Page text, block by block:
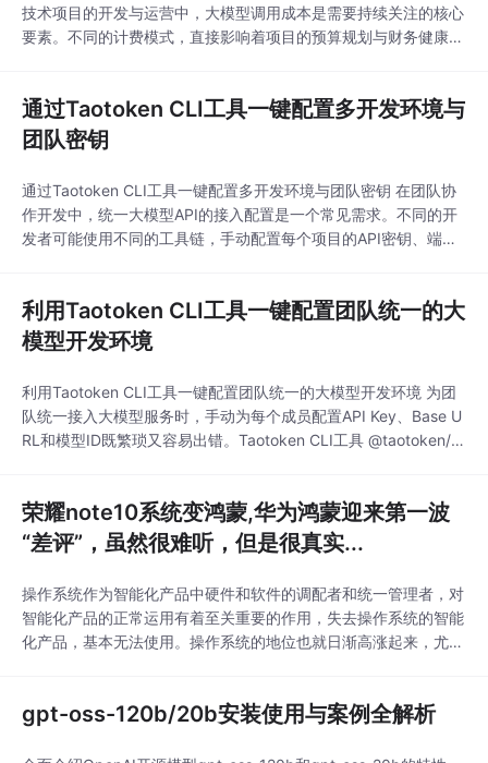
技术项目的开发与运营中，大模型调用成本是需要持续关注的核心
要素。不同的计费模式，直接影响着项目的预算规划与财务健康。
购套餐如何帮助团队预测并控制成本，同时保持模型调用的灵活
性。 1. 项目背景与初始的
通过Taotoken CLI工具一键配置多开发环境与
团队密钥
通过Taotoken CLI工具一键配置多开发环境与团队密钥 在团队协
作开发中，统一大模型API的接入配置是一个常见需求。不同的开
发者可能使用不同的工具链，手动配置每个项目的API密钥、端点
快速、一致地初始化开发环境。 1. 安装与启动CLI工具 @tao
利用Taotoken CLI工具一键配置团队统一的大
模型开发环境
利用Taotoken CLI工具一键配置团队统一的大模型开发环境 为团
队统一接入大模型服务时，手动为每个成员配置API Key、Base U
RL和模型ID既繁琐又容易出错。Taotoken CLI工具 @taotoken/ta
境的一致性。 1. 安装与启动Taotoken
荣耀note10系统变鸿蒙,华为鸿蒙迎来第一波
“差评”，虽然很难听，但是很真实...
操作系统作为智能化产品中硬件和软件的调配者和统一管理者，对
智能化产品的正常运用有着至关重要的作用，失去操作系统的智能
化产品，基本无法使用。操作系统的地位也就日渐高涨起来，尤其
断，手机操作系统中国市场更是有99%的份额被老美的谷歌和苹果
gpt-oss-120b/20b安装使用与案例全解析